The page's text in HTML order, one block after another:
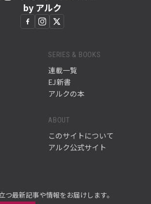
by アルク
SERIES & BOOKS
連載一覧
EJ新書
アルクの本
ABOUT
このサイトについて
アルク公式サイト
つ最新記事や情報をお届けします。